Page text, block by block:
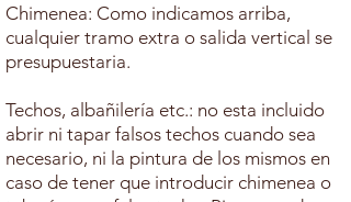
Chimenea: Como indicamos arriba,
cualquier tramo extra o salida vertical se
presupuestaria.
Techos, albañilería etc.: no esta incluido
abrir ni tapar falsos techos cuando sea
necesario, ni la pintura de los mismos en
caso de tener que introducir chimenea o